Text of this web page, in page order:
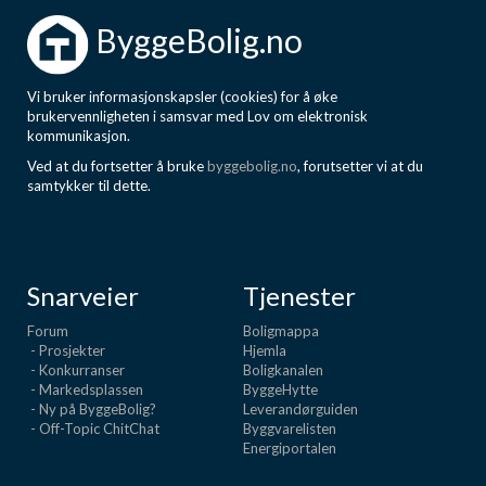
Boligmappa+
Få mer ut av Boligmappa
ByggeBolig.no
Vi bruker informasjonskapsler (cookies) for å øke
brukervennligheten i samsvar med Lov om elektronisk
kommunikasjon.
Ved at du fortsetter å brukebyggebolig.no, forutsetter vi at du
samtykker til dette.
Snarveier
Forum
- Prosjekter
- Konkurranser
- Markedsplassen
- Ny på ByggeBolig?
- Off-Topic ChitChat
Tjenester
Boligmappa
Hjemla
Boligkanalen
ByggeHytte
Leverandørguiden
Byggvarelisten
Energiportalen